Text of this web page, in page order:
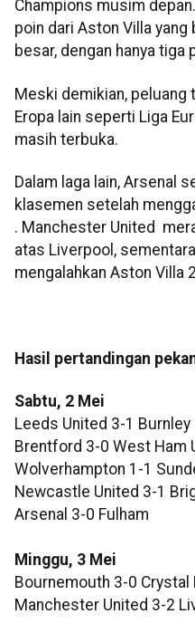
Champions musim
poin dari Aston Villa
besar, dengan hanya
Meski demikian,
Eropa lain seperti Liga
masih terbuka.
Dalam laga lain, Arsenal
klasemen setelah
. Manchester United
atas Liverpool,
mengalahkan Aston Villa
Hasil pertandingan
Sabtu, 2 Mei
Leeds United 3-1 Burnley
Brentford 3-0 West Ham
Wolverhampton 1-1
Newcastle United 3-1
Arsenal 3-0 Fulham
Minggu, 3 Mei
Bournemouth 3-0 Crystal
Manchester United 3-2